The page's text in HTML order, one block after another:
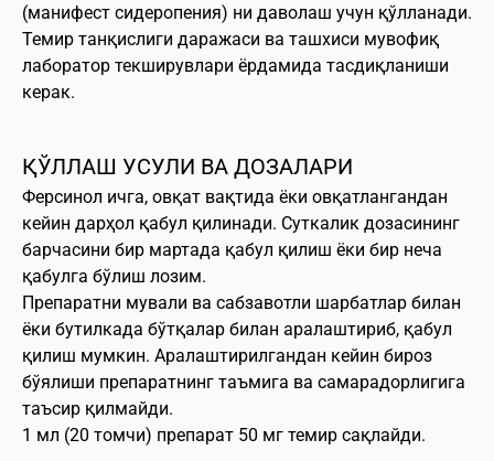
(манифест сидеропения) ни даволаш учун қўлланади.
Темир танқислиги даражаси ва ташхиси мувофиқ
лаборатор текширувлари ёрдамида тасдиқланиши
керак.
ҚЎЛЛАШ УСУЛИ ВА ДОЗАЛАРИ
Ферсинол ичга, овқат вақтида ёки овқатлангандан
кейин дарҳол қабул қилинади. Суткалик дозасининг
барчасини бир мартада қабул қилиш ёки бир неча
қабулга бўлиш лозим.
Препаратни мували ва сабзавотли шарбатлар билан
ёки бутилкада бўтқалар билан аралаштириб, қабул
қилиш мумкин. Аралаштирилгандан кейин бироз
бўялиши препаратнинг таъмига ва самарадорлигига
таъсир қилмайди.
1 мл (20 томчи) препарат 50 мг темир сақлайди.